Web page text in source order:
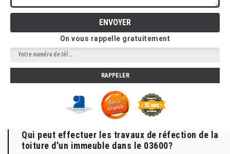
On vous rappelle gratuitement
Qui peut effectuer les travaux de réfection de la
toiture d'un immeuble dans le 03600?